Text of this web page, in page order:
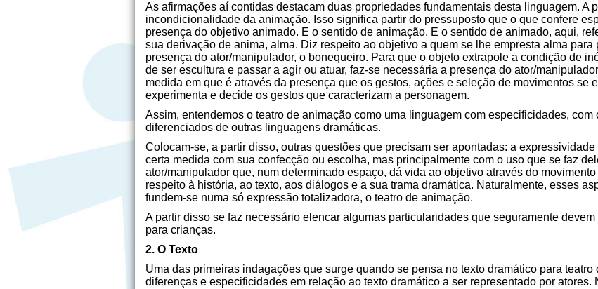
As afirmações aí contidas destacam duas propriedades fundamentais desta linguagem. A
incondicionalidade da animação. Isso significa partir do pressuposto que o que confere
presença do objetivo animado. E o sentido de animação. E o sentido de animado, aqui,
sua derivação de anima, alma. Diz respeito ao objetivo a quem se lhe empresta alma
presença do ator/manipulador, o bonequeiro. Para que o objeto extrapole a condição de
de ser escultura e passar a agir ou atuar, faz-se necessária a presença do ator/
medida em que é através da presença que os gestos, ações e seleção de movimentos se
experimenta e decide os gestos que caracterizam a personagem.
Assim, entendemos o teatro de animação como uma linguagem com especificidades,
diferenciados de outras linguagens dramáticas.
Colocam-se, a partir disso, outras questões que precisam ser apontadas: a
certa medida com sua confecção ou escolha, mas principalmente com o uso que se faz
ator/manipulador que, num determinado espaço, dá vida ao objetivo através do
respeito à história, ao texto, aos diálogos e a sua trama dramática. Naturalmente, esses
fundem-se numa só expressão totalizadora, o teatro de animação.
A partir disso se faz necessário elencar algumas particularidades que seguramente
para crianças.
2. O Texto
Uma das primeiras indagações que surge quando se pensa no texto dramático para
diferenças e especificidades em relação ao texto dramático a ser representado por atores.